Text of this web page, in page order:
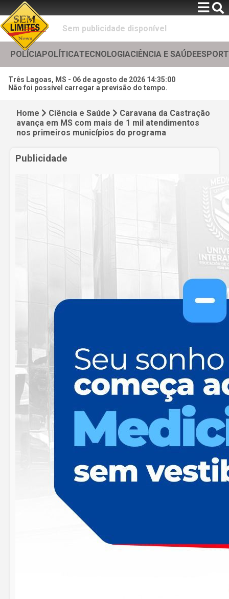
Sem publicidade disponível
POLÍCIAPOLÍTICATECNOLOGIACIÊNCIA E SAÚDE
Três Lagoas, MS - 06 de agosto de 2026 14:35:02
Não foi possível carregar a previsão do tempo.
Home Ciência e Saúde
Caravana da Castração
avança em MS com mais de 1 mil atendimentos
nos primeiros municípios do programa
Publicidade